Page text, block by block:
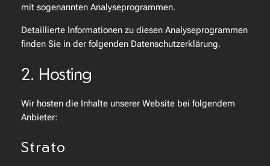
mit sogenannten Analyseprogrammen.
Detaillierte Informationen zu diesen Analyseprogrammen
finden Sie in der folgenden Datenschutzerklärung.
2. Hosting
Wir hosten die Inhalte unserer Website bei folgendem
Anbieter:
Strato